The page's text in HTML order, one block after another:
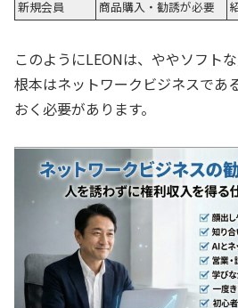
新規会員 商品購入・勧誘が必要
このようにLEONは、ややソフト
根本はネットワークビジネスであ
おく必要があります。